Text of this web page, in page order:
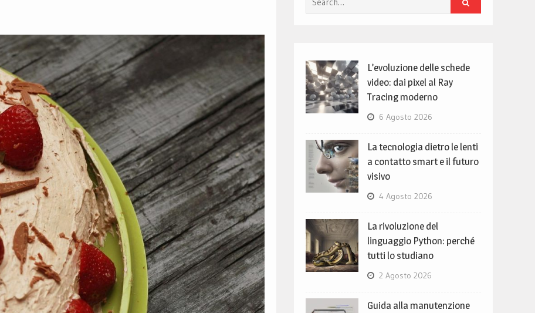
for:
L’evoluzione delle schede
video: dai pixel al Ray
Tracing moderno
6 Agosto 2026
La tecnologia dietro le lenti
a contatto smart e il futuro
visivo
4 Agosto 2026
La rivoluzione del
linguaggio Python: perché
tutti lo studiano
2 Agosto 2026
Guida alla manutenzione